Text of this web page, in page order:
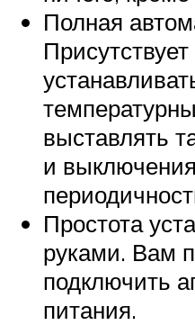
Полная
выставлять
и
Простота
руками. Вам
подключить
питания.